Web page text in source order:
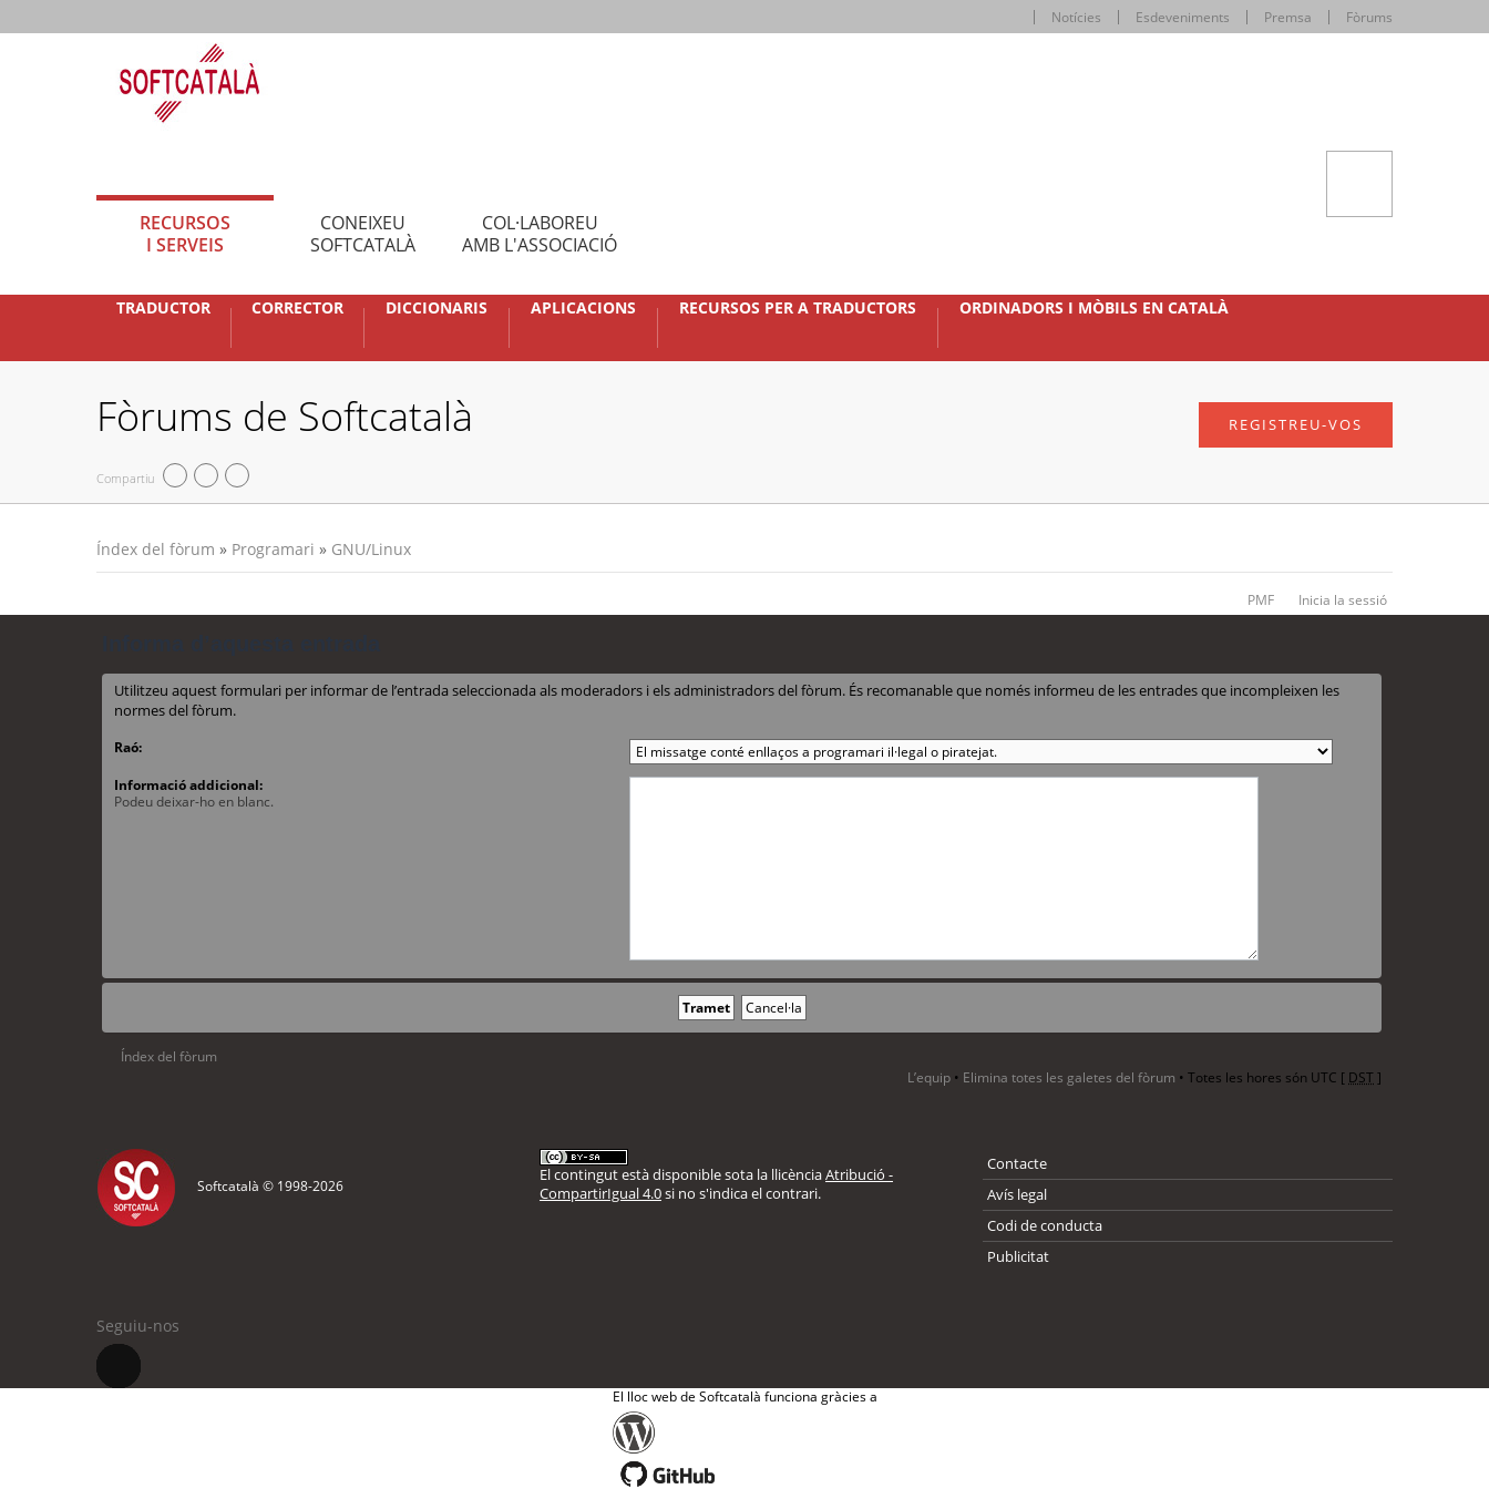
Notícies Esdeveniments Premsa Fòrums
RECURSOS
I SERVEIS
CONEIXEU
SOFTCATALÀ
COL·LABOREU
AMB L'ASSOCIACIÓ
TRADUCTOR CORRECTOR DICCIONARIS APLICACIONS RECURSOS PER A TRADUCTORS ORDINADORS I MÒBILS EN CATALÀ
Fòrums de Softcatalà
Compartiu
REGISTREU-VOS
Índex del fòrum » Programari » GNU/Linux
PMF Inicia la sessió
Utilitzeu aquest formulari per informar de l’entrada seleccionada als moderadors i els administradors del fòrum. És recomanable que només informeu de les entrades que incompleixen les
normes del fòrum.
Raó:
Informació addicional:
Podeu deixar-ho en blanc.
Índex del fòrum
L’equip • Elimina totes les galetes del fòrum • Totes les hores són UTC [ DST]
Softcatalà © 1998-2026
El contingut està disponible sota la llicènciaAtribució -
CompartirIgual 4.0si no s'indica el contrari.
Contacte
Avís legal
Codi de conducta
Publicitat
Seguiu-nos
El lloc web de Softcatalà funciona gràcies a